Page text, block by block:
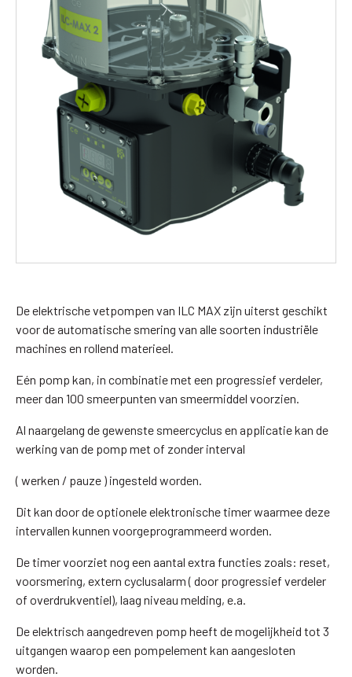
De elektrische vetpompen van ILC MAX zijn uiterst geschikt
voor de automatische smering van alle soorten industriële
machines en rollend materieel.
Eén pomp kan, in combinatie met een progressief verdeler,
meer dan 100 smeerpunten van smeermiddel voorzien.
Al naargelang de gewenste smeercyclus en applicatie kan de
werking van de pomp met of zonder interval
( werken / pauze ) ingesteld worden.
Dit kan door de optionele elektronische timer waarmee deze
intervallen kunnen voorgeprogrammeerd worden.
De timer voorziet nog een aantal extra functies zoals: reset,
voorsmering, extern cyclusalarm ( door progressief verdeler
of overdrukventiel), laag niveau melding, e.a.
De elektrisch aangedreven pomp heeft de mogelijkheid tot 3
uitgangen waarop een pompelement kan aangesloten
worden.